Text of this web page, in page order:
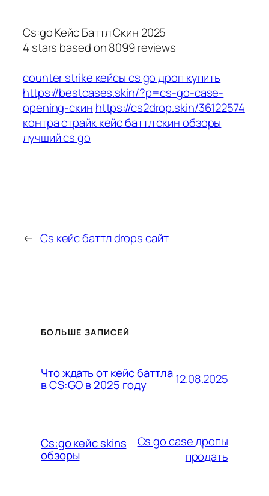
Cs:go Кейс Баттл Скин 2025
4 stars based on8099reviews
counter strike кейсы cs go дроп купить
https://bestcases.skin/?p=cs-go-case-
opening-скин https://cs2drop.skin/36122574
контра страйк кейс баттл скин обзоры
лучший cs go
← Cs кейс баттл drops сайт
БОЛЬШЕ ЗАПИСЕЙ
Что ждать от кейс баттла
в CS:GO в 2025 году 12.08.2025
Cs:go кейс skins
обзоры
Cs go case дропы
продать